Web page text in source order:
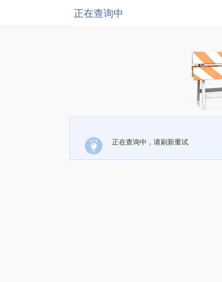
正在查询中
正在查询中，请刷新重试